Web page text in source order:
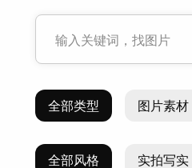
全部类型 图片素材
全部风格 实拍写实